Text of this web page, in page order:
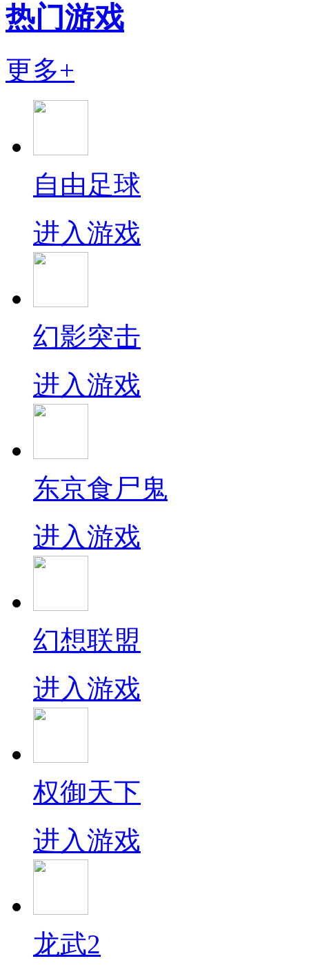
热门游戏
更多+
自由足球
进入游戏
幻影突击
进入游戏
东京食尸鬼
进入游戏
幻想联盟
进入游戏
权御天下
进入游戏
龙武2